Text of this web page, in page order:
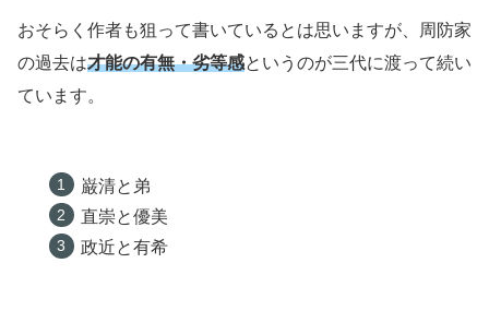
おそらく作者も狙って書いているとは思いますが、周防家
の過去は才能の有無・劣等感というのが三代に渡って続い
ています。
巌清と弟
直崇と優美
政近と有希